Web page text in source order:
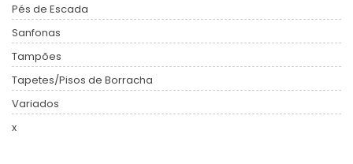
Pés de Escada
Sanfonas
Tampões
Tapetes/Pisos de Borracha
Variados
x